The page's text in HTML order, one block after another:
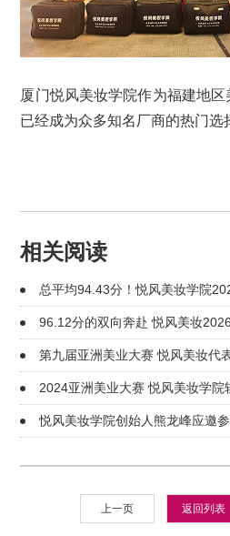
厦门悦风美妆学院作为福建地区
已经成为众多知名厂商的热门选
相关阅读
总平均94.43分！悦风美妆学院
96.12分的双向奔赴 悦风美妆
第九届亚洲美业大赛 悦风美妆代
2024亚洲美业大赛 悦风美妆学院
悦风美妆学院创始人熊龙峰应邀
上一页 返回列表